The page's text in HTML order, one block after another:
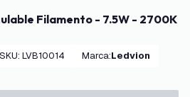
SKU: LVB10014 Marca: Ledvion